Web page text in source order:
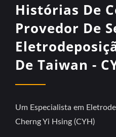
Histórias De
Provedor De
De Taiwan -
Um Especialista em
Cherng Yi Hsing (CYH)